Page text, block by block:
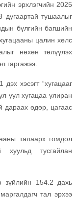
эрхлэгчийн 2025
тушаалыг
бүлгийн багшийн
цалин хөлс
нөхөн төлүүлэх
гаргажээ.
хэсэгт “хугацааг
уул хугацаа улиран
дараах өдөр, цагаас
талаарх гомдол
хуульд тусгайлан
зүйлийн 154.2 дахь
тал эрхээ